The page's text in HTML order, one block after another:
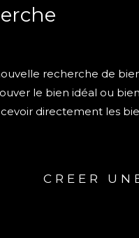
recherche de
le bien idéal ou
directement les
CREER